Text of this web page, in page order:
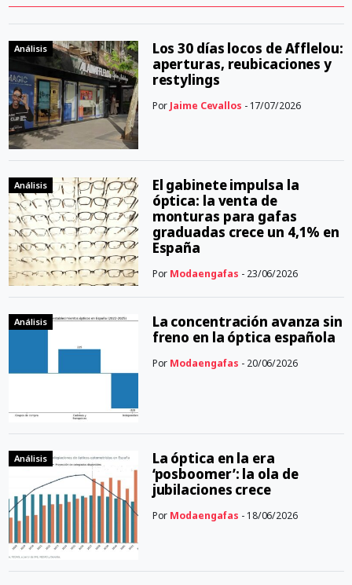
Análisis
Los 30 días locos de Afflelou:
aperturas, reubicaciones y
restylings
Por Jaime Cevallos - 17/07/2026
Análisis
El gabinete impulsa la
óptica: la venta de
monturas para gafas
graduadas crece un 4,1% en
España
Por Modaengafas - 23/06/2026
Análisis
La concentración avanza sin
freno en la óptica española
Por Modaengafas - 20/06/2026
Análisis
La óptica en la era
‘posboomer’: la ola de
jubilaciones crece
Por Modaengafas - 18/06/2026